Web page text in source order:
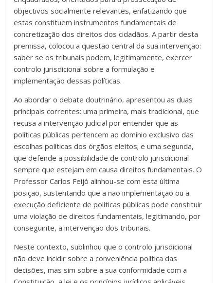
objectivos socialmente relevantes, enfatizando que
estas constituem instrumentos fundamentais de
concretização dos direitos dos cidadãos. A partir desta
premissa, colocou a questão central da sua intervenção:
saber se os tribunais podem, legitimamente, exercer
controlo jurisdicional sobre a formulação e
implementação dessas políticas.
Ao abordar o debate doutrinário, apresentou as duas
principais correntes: uma primeira, mais tradicional, que
recusa a intervenção judicial por entender que as
políticas públicas pertencem ao domínio exclusivo das
escolhas políticas dos órgãos eleitos; e uma segunda,
que defende a possibilidade de controlo jurisdicional
sempre que estejam em causa direitos fundamentais. O
Professor Carlos Feijó alinhou-se com esta última
posição, sustentando que a não implementação ou a
execução deficiente de políticas públicas pode constituir
uma violação de direitos fundamentais, legitimando, por
conseguinte, a intervenção dos tribunais.
Neste contexto, sublinhou que o controlo jurisdicional
não deve incidir sobre a conveniência política das
decisões, mas sim sobre a sua conformidade com a